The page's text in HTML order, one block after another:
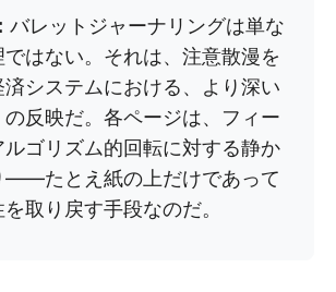
バレットジャーナリングは単な
はない。それは、注意散漫を
システムにおける、より深い
の反映だ。各ページは、フィー
ルゴリズム的回転に対する静か
——たとえ紙の上だけであって
取り戻す手段なのだ。